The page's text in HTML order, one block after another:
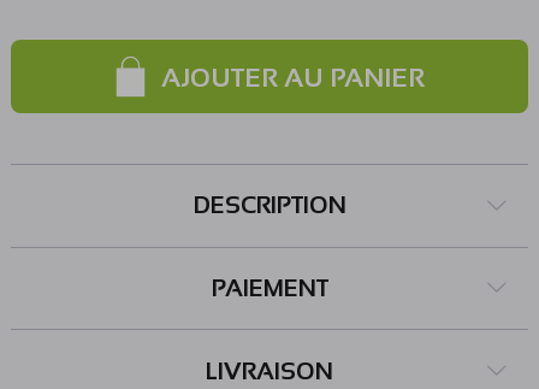
AJOUTER AU PANIER
DESCRIPTION
PAIEMENT
LIVRAISON